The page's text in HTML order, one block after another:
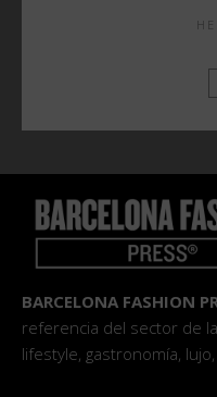
BARCELONA FASHION
referencia del sector de
lifestyle, gastronomía,